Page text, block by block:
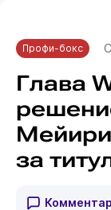
Профи-бокс
Глава
за